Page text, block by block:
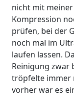
nicht mit
Kompression
prüfen, bei der
noch mal im
laufen lassen.
Reinigung zwar
tröpfelte immer
vorher war es